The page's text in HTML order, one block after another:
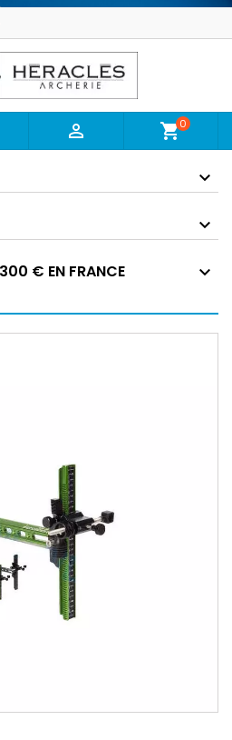
 shopping_cart0
€ EN FRANCE